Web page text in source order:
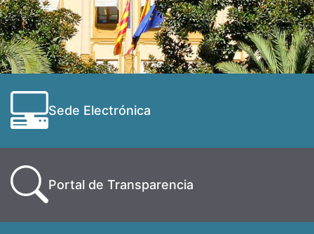
Sede Electrónica
Portal de Transparencia